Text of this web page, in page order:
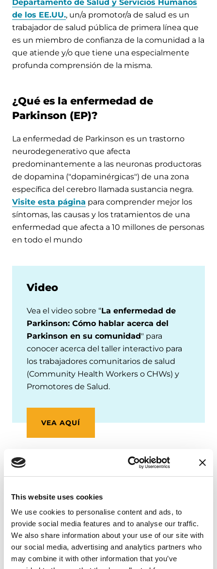
This website uses cookies
We use cookies to personalise content and ads, to
provide social media features and to analyse our traffic.
We also share information about your use of our site with
our social media, advertising and analytics partners who
may combine it with other information that you’ve
Departamento de Salud y Servicios Humanos
de los EE.UU., un/a promotor/a de salud es un
trabajador de salud pública de primera línea que
es un miembro de confianza de la comunidad a la
que atiende y/o que tiene una especialmente
profunda comprensión de la misma.
¿Qué es la enfermedad de
Parkinson (EP)?
La enfermedad de Parkinson es un trastorno
neurodegenerativo que afecta
predominantemente a las neuronas productoras
de dopamina ("dopaminérgicas") de una zona
específica del cerebro llamada sustancia negra.
Visite esta página para comprender mejor los
síntomas, las causas y los tratamientos de una
enfermedad que afecta a 10 millones de personas
en todo el mundo
Video
Vea el video sobre “La enfermedad de
Parkinson: Cómo hablar acerca del
Parkinson en su comunidad" para
conocer acerca del taller interactivo para
los trabajadores comunitarios de salud
(Community Health Workers o CHWs) y
Promotores de Salud.
VEA AQUÍ
Para más información acerca del programa
Foundation, comuníquese con Marianna Molina,
CHW@Parkinson.org